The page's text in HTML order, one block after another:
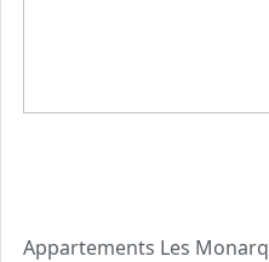
Appartements Les